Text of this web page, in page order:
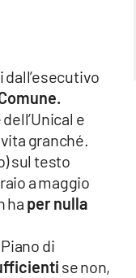
e
granché.
sul testo
a maggio
ha per nulla
di
se non,